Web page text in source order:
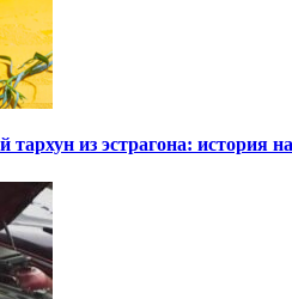
из эстрагона: история